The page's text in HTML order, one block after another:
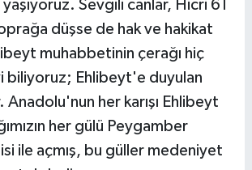
Sevgili canlar, Hicri 61
düşse de hak ve hakikat
muhabbetinin çerağı hiç
biliyoruz; Ehlibeyt'e duyulan
Anadolu'nun her karışı Ehlibeyt
her gülü Peygamber
ile açmış, bu güller medeniyet